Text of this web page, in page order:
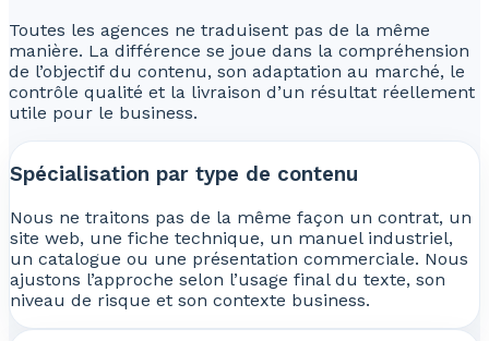
Toutes les agences ne traduisent pas de la même
manière. La différence se joue dans la compréhension
de l’objectif du contenu, son adaptation au marché, le
contrôle qualité et la livraison d’un résultat réellement
utile pour le business.
Spécialisation par type de contenu
Nous ne traitons pas de la même façon un contrat, un
site web, une fiche technique, un manuel industriel,
un catalogue ou une présentation commerciale. Nous
ajustons l’approche selon l’usage final du texte, son
niveau de risque et son contexte business.